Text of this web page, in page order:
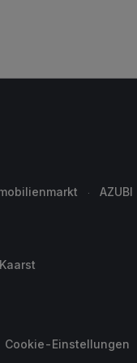
AZUBI
Cookie-Einstellungen